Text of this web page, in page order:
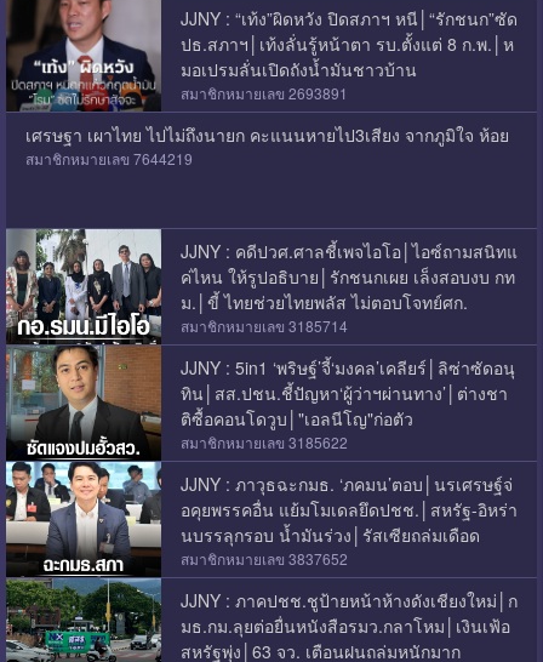
JJNY : “เท้ง”ผิดหวัง ปิดสภาฯ หนี│“รักชนก”ซัด
ปธ.สภาฯ│เท้งลั่นรู้หน้าตา รบ.ตั้งแต่ 8 ก.พ.│ห
มอเปรมลั่นเปิดถังน้ำมันชาวบ้าน
สมาชิกหมายเลข 2693891
เศรษฐา เผาไทย ไปไม่ถึงนายก คะแนนหายไป3เสียง จากภูมิใจ ห้อย
สมาชิกหมายเลข 7644219
JJNY : คดีปวศ.ศาลชี้เพจไอโอ│ไอซ์ถามสนิทแ
ค่ไหน ให้รูปอธิบาย│รักชนกเผย เล็งสอบงบ กท
ม.│ขี้ ไทยช่วยไทยพลัส ไม่ตอบโจทย์ศก.
สมาชิกหมายเลข 3185714
JJNY : 5in1 ‘พริษฐ์’จี้‘มงคล’เคลียร์│ลิซ่าซัดอนุ
ทิน│สส.ปชน.ชี้ปัญหา‘ผู้ว่าฯผ่านทาง’│ต่างชา
ติซื้อคอนโดวูบ│"เอลนีโญ"ก่อตัว
สมาชิกหมายเลข 3185622
JJNY : ภาวุธฉะกมธ. ‘ภคมน’ตอบ│นรเศรษฐ์จ่
อคุยพรรคอื่น แย้มโมเดลยึดปชช.│สหรัฐ-อิหร่า
นบรรลุกรอบ น้ำมันร่วง│รัสเซียถล่มเดือด
สมาชิกหมายเลข 3837652
JJNY : ภาคปชช.ชูป้ายหน้าห้างดังเชียงใหม่│ก
มธ.กม.ลุยต่อยื่นหนังสือรมว.กลาโหม│เงินเฟ้อ
สหรัฐพุ่ง│63 จว. เตือนฝนถล่มหนักมาก